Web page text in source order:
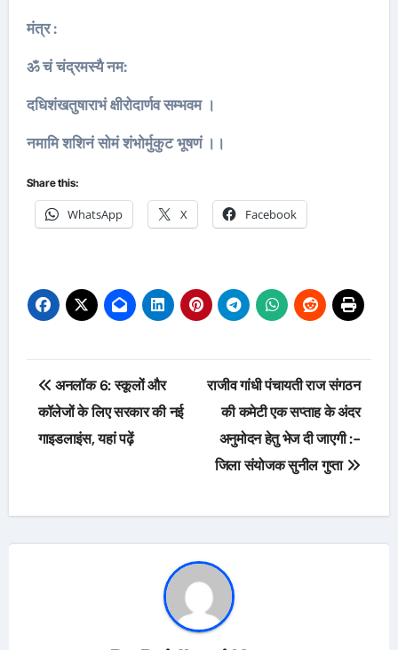
मंत्र :
ॐ चं चंद्रमस्यै नम:
दधिशंखतुषाराभं क्षीरोदार्णव सम्भवम ।
नमामि शशिनं सोमं शंभोर्मुकुट भूषणं ।।
Share this:
WhatsApp X Facebook
Post
navigation
अनलॉक 6: स्कूलों और
कॉलेजों के लिए सरकार की नई
गाइडलाइंस, यहां पढ़ें
राजीव गांधी पंचायती राज संगठन
की कमेटी एक सप्ताह के अंदर
अनुमोदन हेतु भेज दी जाएगी :-
जिला संयोजक सुनील गुप्ता